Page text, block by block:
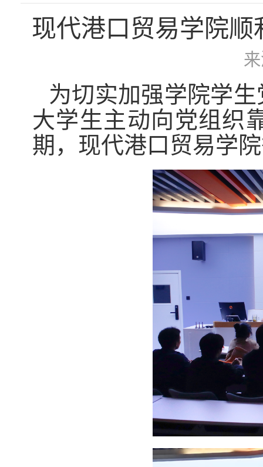
现代港口贸易学院
为切实加强学院学
大学生主动向党组织
期，现代港口贸易学